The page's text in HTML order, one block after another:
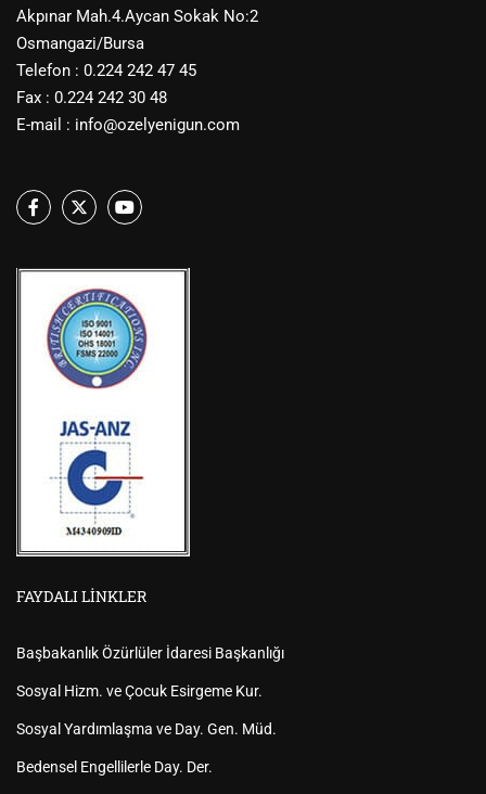
Akpınar Mah.4.Aycan Sokak No:2
Osmangazi/Bursa
Telefon : 0.224 242 47 45
Fax : 0.224 242 30 48
E-mail : info@ozelyenigun.com
FAYDALI LINKLER
Başbakanlık Özürlüler İdaresi Başkanlığı
Sosyal Hizm. ve Çocuk Esirgeme Kur.
Sosyal Yardımlaşma ve Day. Gen. Müd.
Bedensel Engellilerle Day. Der.